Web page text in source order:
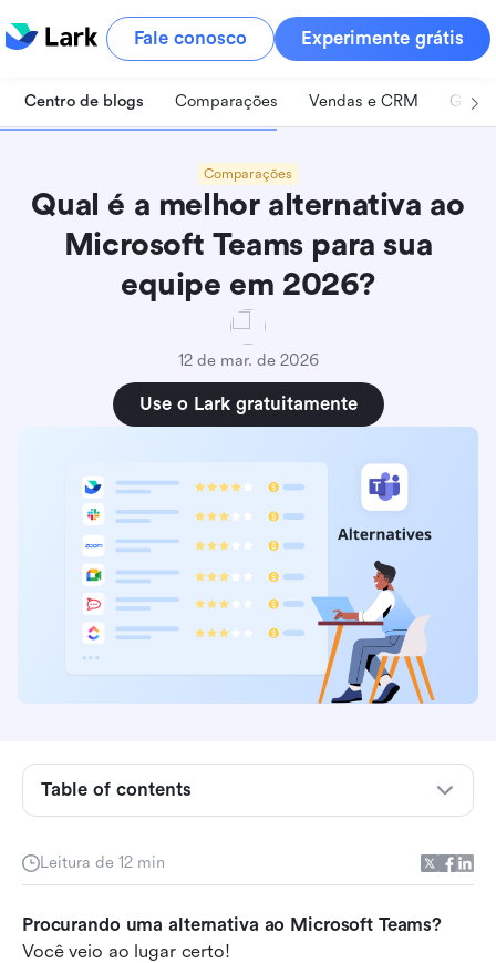
Fale conosco Experimente grátis
Centro de blogs Comparações Vendas e CRM
Comparações
Qual é a melhor alternativa ao
Microsoft Teams para sua
equipe em 2026?
12 de mar. de 2026
Use o Lark gratuitamente
Leitura de 12 min
Procurando uma alternativa ao Microsoft Teams?
Você veio ao lugar certo!
Table of contents
Teams?
Teams